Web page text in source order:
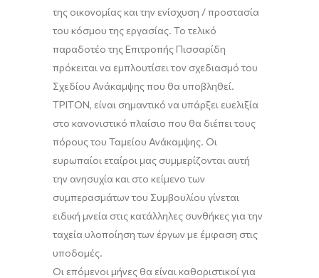
της οικονομίας και την ενίσχυση / προστασία
του κόσμου της εργασίας. Το τελικό
παραδοτέο της Επιτροπής Πισσαρίδη
πρόκειται να εμπλουτίσει τον σχεδιασμό του
Σχεδίου Ανάκαμψης που θα υποβληθεί.
ΤΡΙΤΟΝ, είναι σημαντικό να υπάρξει ευελιξία
στο κανονιστικό πλαίσιο που θα διέπει τους
πόρους του Ταμείου Ανάκαμψης. Οι
ευρωπαίοι εταίροι μας συμμερίζονται αυτή
την ανησυχία και στο κείμενο των
συμπερασμάτων του Συμβουλίου γίνεται
ειδική μνεία στις κατάλληλες συνθήκες για την
ταχεία υλοποίηση των έργων με έμφαση στις
υποδομές.
Οι επόμενοι μήνες θα είναι καθοριστικοί για